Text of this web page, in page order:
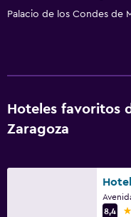
Palacio de los Condes de
Hoteles favoritos
Zaragoza
8,4